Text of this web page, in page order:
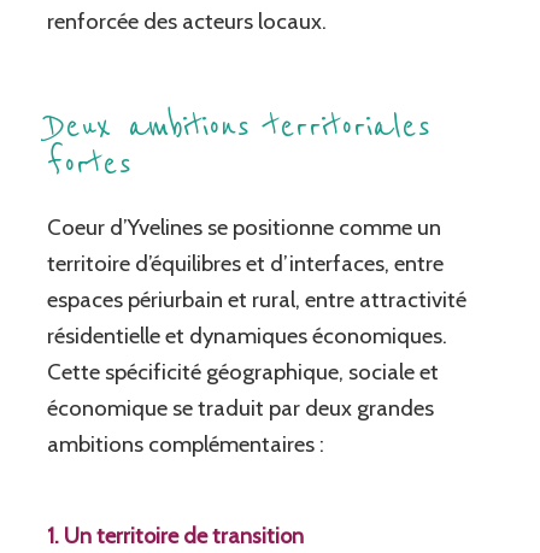
renforcée des acteurs locaux.
Deux ambitions territoriales
fortes
Coeur d’Yvelines se positionne comme un
territoire d’équilibres et d’interfaces, entre
espaces périurbain et rural, entre attractivité
résidentielle et dynamiques économiques.
Cette spécificité géographique, sociale et
économique se traduit par deux grandes
ambitions complémentaires :
1. Un territoire de transition